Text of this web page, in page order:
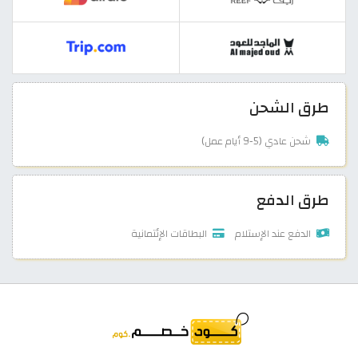
طرق الشحن
شحن عادي (5-9 أيام عمل)
طرق الدفع
الدفع عند الإستلام البطاقات الإئتمانية